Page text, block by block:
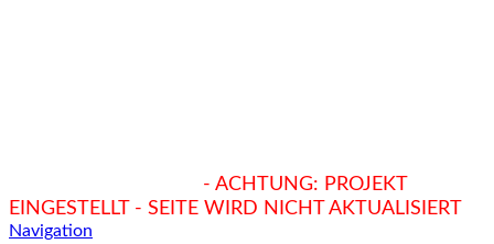
- ACHTUNG: PROJEKT
EINGESTELLT - SEITE WIRD NICHT AKTUALISIERT
Navigation